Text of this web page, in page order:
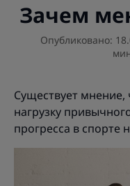
Зачем
Опубликовано:
Существует мнение,
нагрузку
прогресса в спорте